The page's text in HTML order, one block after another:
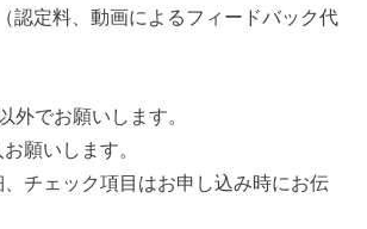
定料、動画によるフィードバック代
外でお願いします。
願いします。
チェック項目はお申し込み時にお伝